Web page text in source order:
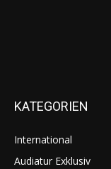
KATEGORIEN
International
Audiatur Exklusiv